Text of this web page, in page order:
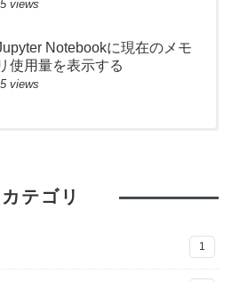
5 views
Notebookに現在のメモ
使用量を表示する
5 views
ファイルを実行！同期・非同期
ンツの読み込みが終わったらイ
カテゴリ
1